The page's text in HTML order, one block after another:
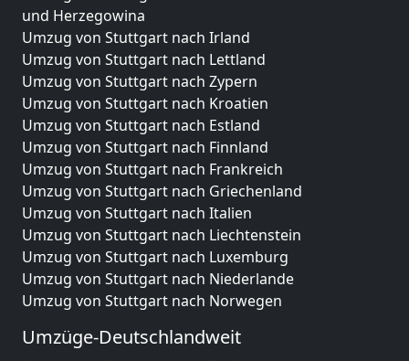
und Herzegowina
Umzug von Stuttgart nach Irland
Umzug von Stuttgart nach Lettland
Umzug von Stuttgart nach Zypern
Umzug von Stuttgart nach Kroatien
Umzug von Stuttgart nach Estland
Umzug von Stuttgart nach Finnland
Umzug von Stuttgart nach Frankreich
Umzug von Stuttgart nach Griechenland
Umzug von Stuttgart nach Italien
Umzug von Stuttgart nach Liechtenstein
Umzug von Stuttgart nach Luxemburg
Umzug von Stuttgart nach Niederlande
Umzug von Stuttgart nach Norwegen
Umzüge-Deutschlandweit